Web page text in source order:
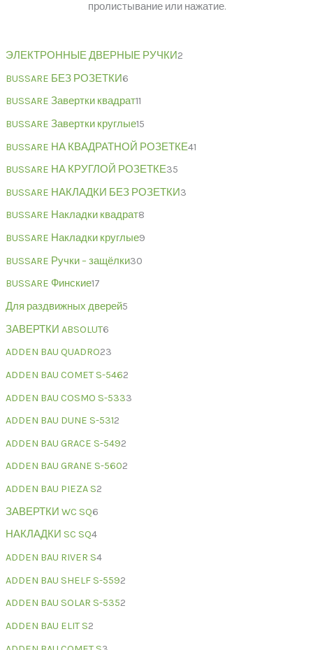
пролистывание или нажатие.
ЭЛЕКТРОННЫЕ ДВЕРНЫЕ РУЧКИ2
BUSSARE БЕЗ РОЗЕТКИ6
BUSSARE Завертки квадрат11
BUSSARE Завертки круглые15
BUSSARE НА КВАДРАТНОЙ РОЗЕТКЕ41
BUSSARE НА КРУГЛОЙ РОЗЕТКЕ35
BUSSARE НАКЛАДКИ БЕЗ РОЗЕТКИ3
BUSSARE Накладки квадрат8
BUSSARE Накладки круглые9
BUSSARE Ручки – защёлки30
BUSSARE Финские17
Для раздвижных дверей5
ЗАВЕРТКИ ABSOLUT6
ADDEN BAU QUADRO23
ADDEN BAU COMET S-5462
ADDEN BAU COSMO S-5333
ADDEN BAU DUNE S-5312
ADDEN BAU GRACE S-5492
ADDEN BAU GRANE S-5602
ADDEN BAU PIEZA S2
ЗАВЕРТКИ WC SQ6
НАКЛАДКИ SC SQ4
ADDEN BAU RIVER S4
ADDEN BAU SHELF S-5592
ADDEN BAU SOLAR S-5352
ADDEN BAU ELIT S2